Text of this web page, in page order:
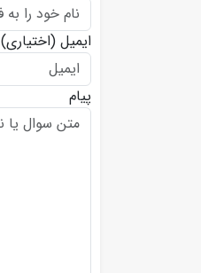
ایمیل (اختیاری)
پیام